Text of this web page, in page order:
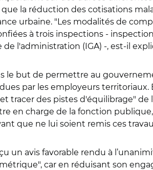
la réduction des cotisations
urbaine. "Les modalités de
à trois inspections -
l'administration (IGA) -, est-il
le but de permettre au
par les employeurs
tracer des pistes d'équilibrage" de
en charge de la fonction publique,
que ne lui soient remis ces
un avis favorable rendu à
car en réduisant son